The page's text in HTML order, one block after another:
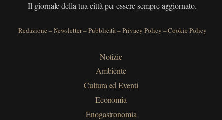
Il giornale della tua città per essere sempre aggiornato.
Redazione –Newsletter–Pubblicità–Privacy Policy –Cookie Policy
Notizie
Ambiente
Cultura ed Eventi
Economia
Enogastronomia